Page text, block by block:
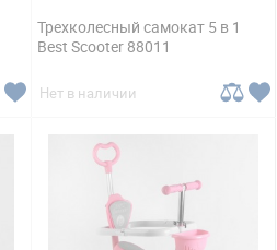
Трехколесный самокат 5 в 1
Best Scooter 88011
Нет в наличии